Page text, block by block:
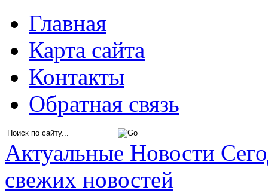
Главная
Карта сайта
Контакты
Обратная связь
Актуальные Новости
свежих новостей